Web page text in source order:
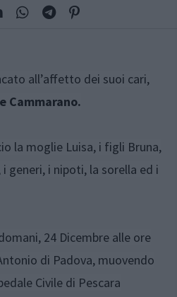
all’affetto dei suoi cari,
Cammarano.
la moglie Luisa, i figli Bruna,
generi, i nipoti, la sorella ed i
24 Dicembre alle ore
di Padova, muovendo
Civile di Pescara